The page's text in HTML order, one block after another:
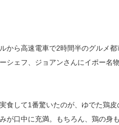
から高速電車で2時間半のグルメ
シェフ、ジョアンさんにイポー名
食して1番驚いたのが、ゆでた鶏
が口中に充満。もちろん、鶏の身